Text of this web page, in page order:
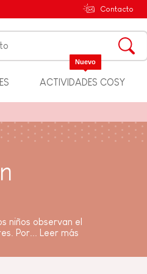
Contacto
ACTIVIDADES COSY
Nuevo
niños observan el
Por...
Leer más